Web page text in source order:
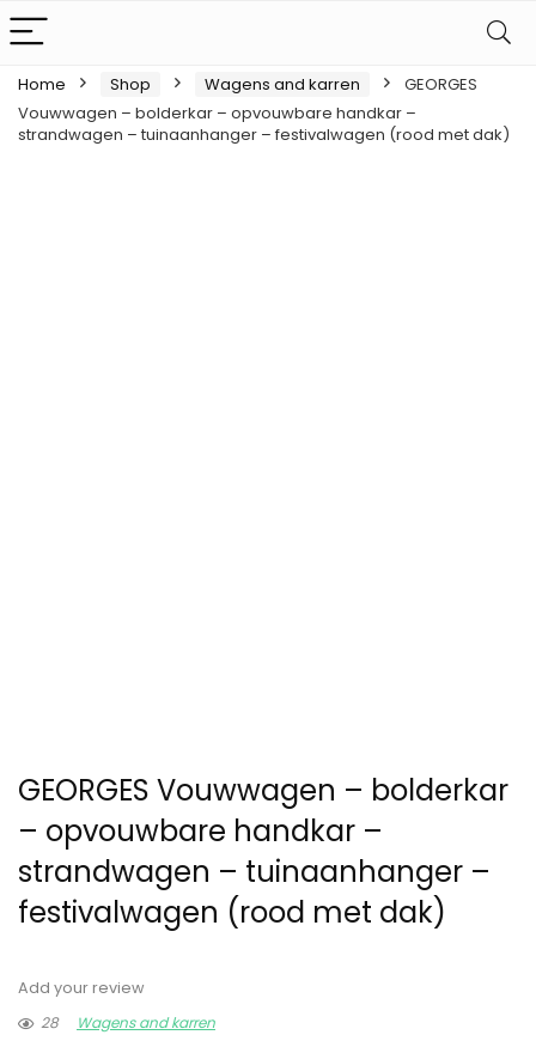
Home Shop Wagens and karren
GEORGES
Vouwwagen – bolderkar – opvouwbare handkar –
strandwagen – tuinaanhanger – festivalwagen (rood met dak)
GEORGES Vouwwagen – bolderkar
– opvouwbare handkar –
strandwagen – tuinaanhanger –
festivalwagen (rood met dak)
Add your review
28
Wagens and karren